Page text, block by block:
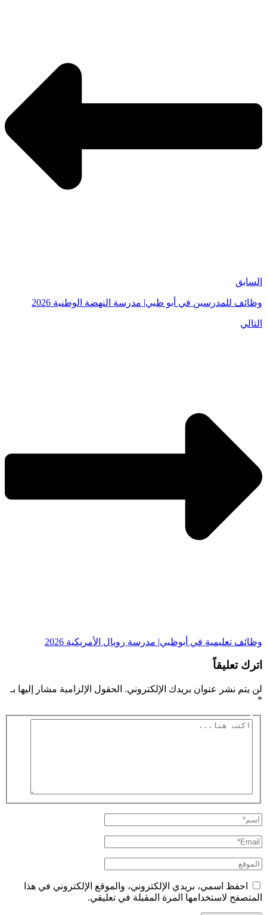
السابق
وظائف للمدرسين في أبو ظبي| مدرسة النهضة الوطنية 2026
التالي
وظائف تعليمية في أبوظبي| مدرسة رويال الأمريكية 2026
اترك تعليقاً
لن يتم نشر عنوان بريدك الإلكتروني. الحقول الإلزامية مشار إليها بـ
*
اكتب
اسم*
Email*
الموقع
احفظ اسمي، بريدي الإلكتروني، والموقع الإلكتروني في هذا
المتصفح لاستخدامها المرة المقبلة في تعليقي.